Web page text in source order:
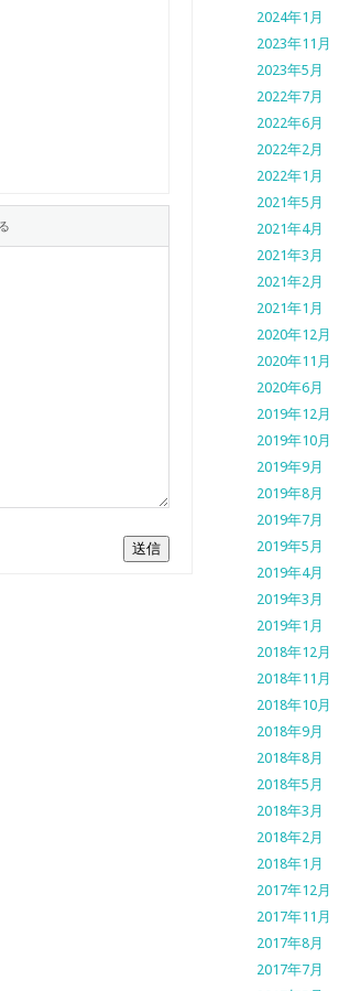
送信
2024年1月
2023年11月
2023年5月
2022年7月
2022年6月
2022年2月
2022年1月
2021年5月
2021年4月
2021年3月
2021年2月
2021年1月
2020年12月
2020年11月
2020年6月
2019年12月
2019年10月
2019年9月
2019年8月
2019年7月
2019年5月
2019年4月
2019年3月
2019年1月
2018年12月
2018年11月
2018年10月
2018年9月
2018年8月
2018年5月
2018年3月
2018年2月
2018年1月
2017年12月
2017年11月
2017年8月
2017年7月